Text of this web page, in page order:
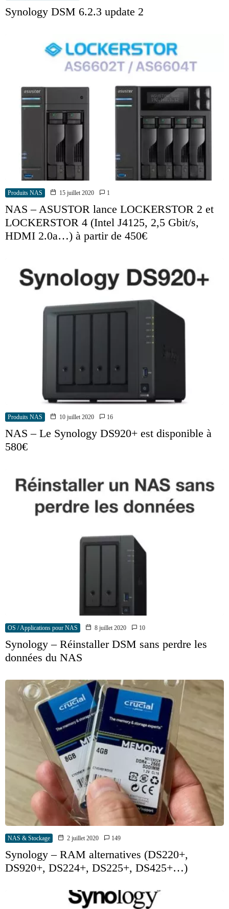
Synology DSM 6.2.3 update 2
Produits NAS 15 juillet 2020 1
NAS – ASUSTOR lance LOCKERSTOR 2 et
LOCKERSTOR 4 (Intel J4125, 2,5 Gbit/s,
HDMI 2.0a…) à partir de 450€
Produits NAS 10 juillet 2020 16
NAS – Le Synology DS920+ est disponible à
580€
OS / Applications pour NAS 8 juillet 2020 10
Synology – Réinstaller DSM sans perdre les
données du NAS
NAS & Stockage 2 juillet 2020 149
Synology – RAM alternatives (DS220+,
DS920+, DS224+, DS225+, DS425+…)